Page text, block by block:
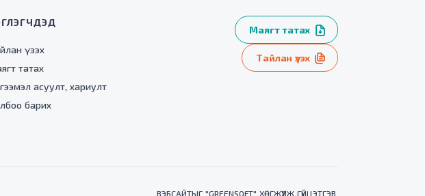
үзэх
татах
асуулт, хариулт
барих
Маягт татах
Тайлан үзэх
ВЭБСАЙТЫГ "GREENSOFT" ХӨГЖҮҮЛЖ ГҮЙЦЭТГЭВ.